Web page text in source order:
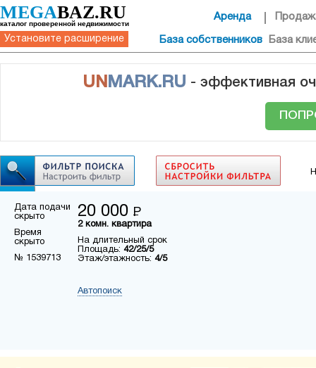
MEGABAZ.RU
каталог проверенной недвижимости
Установите расширение
Аренда
База собственников База
UN MARK.RU - эффективная
Дата подачи
скрыто
Время
скрыто
№ 1539713
20 000 Р
2 комн. квартира
На длительный срок
Площадь: 42/25/5
Этаж/этажность: 4/5
Автопоиск